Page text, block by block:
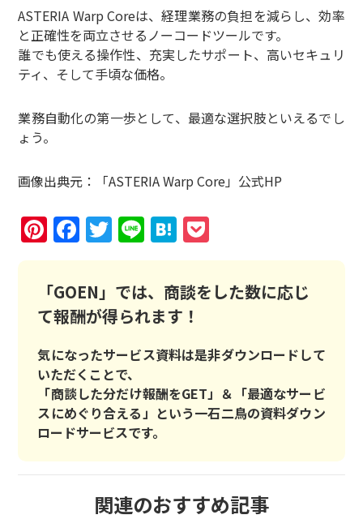
ASTERIA Warp Coreは、経理業務の負担を減らし、効率
と正確性を両立させるノーコードツールです。
誰でも使える操作性、充実したサポート、高いセキュリ
ティ、そして手頃な価格。
業務自動化の第一歩として、最適な選択肢といえるでし
ょう。
画像出典元：「ASTERIA Warp Core」公式HP
Pinterest
Facebook
Twitter
LineHatena
「GOEN」では、商談をした数に応じ
て報酬が得られます！
気になったサービス資料は是非ダウンロードして
いただくことで、
「商談した分だけ報酬をGET」＆「最適なサービ
スにめぐり合える」という一石二鳥の資料ダウン
ロードサービスです。
関連のおすすめ記事